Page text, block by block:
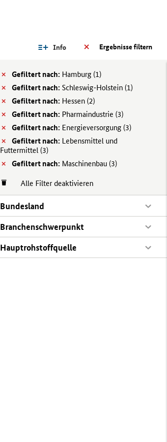
Ergebnisse filtern
Info
Gefiltert nach: Hamburg (1)
Gefiltert nach: Schleswig-Holstein (1)
Gefiltert nach: Hessen (2)
Gefiltert nach: Pharmaindustrie (3)
Gefiltert nach: Energieversorgung (3)
Gefiltert nach: Lebensmittel und
Futtermittel (3)
Gefiltert nach: Maschinenbau (3)
Alle Filter deaktivieren
Bundesland
Branchenschwerpunkt
Hauptrohstoffquelle